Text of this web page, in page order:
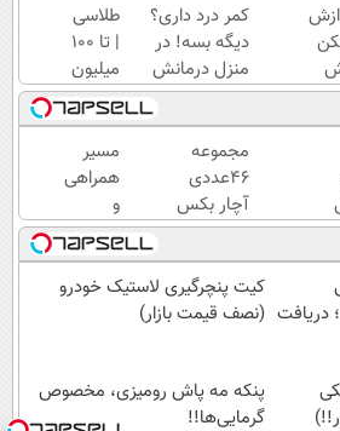
کمر درد داری؟
دیگه بسه! در
منزل درمانش
کن
(◀پرسش‌نامه)
طلاسی
| تا 100
میلیون
وام
آنی
خرید
طلا💰
ثبت
نام
کن!
مجموعه
۴۶عددی
آچار بکس
با قیمت
باورنکردنی!!
(فروصت
محدود)
مسیر
همراهی
و
گزارش
عملکرد
گروه
دریافت
کیت پنچرگیری لاستیک خودرو
(نصف قیمت بازار)
پنکه مه پاش رومیزی، مخصوص
گرمایی‌ها!!